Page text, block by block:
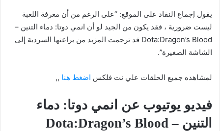
يقول إجماع النقاد على الموقع: “على الرغم من أن معرفة اللعبة
ليست ضرورية ، فقد يكون من الجيد لو أن انمي دوتا: دماء التنين –
Dota:Dragon’s Blood قد ترجمت المزيد من براعتها السردية إلى
الشاشة الصغيرة”.
لمشاهده جميع الحلقات علي نت فلكس اضغط هنا ,,
فيديو يوتيوب عن انمي دوتا: دماء
التنين – Dota:Dragon’s Blood